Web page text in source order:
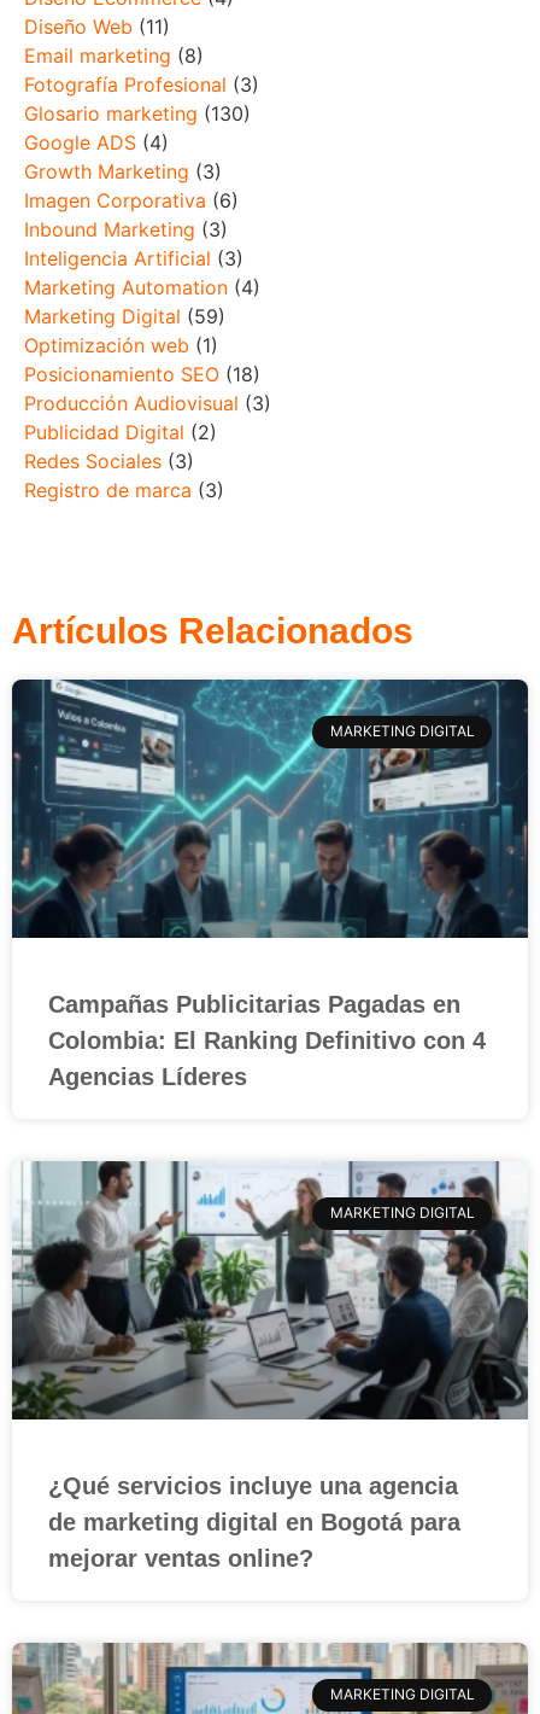
Diseño Web (11)
Email marketing (8)
Fotografía Profesional (3)
Glosario marketing (130)
Google ADS (4)
Growth Marketing (3)
Imagen Corporativa (6)
Inbound Marketing (3)
Inteligencia Artificial (3)
Marketing Automation (4)
Marketing Digital (59)
Optimización web (1)
Posicionamiento SEO (18)
Producción Audiovisual (3)
Publicidad Digital (2)
Redes Sociales (3)
Registro de marca (3)
Artículos Relacionados
MARKETING DIGITAL
Campañas Publicitarias Pagadas en
Colombia: El Ranking Definitivo con 4
Agencias Líderes
MARKETING DIGITAL
¿Qué servicios incluye una agencia
de marketing digital en Bogotá para
mejorar ventas online?
MARKETING DIGITAL